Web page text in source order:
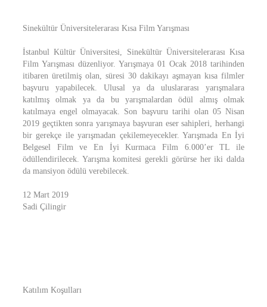
Sinekültür Üniversitelerarası Kısa Film Yarışması
İstanbul Kültür Üniversitesi, Sinekültür Üniversitelerarası Kısa
Film Yarışması düzenliyor. Yarışmaya 01 Ocak 2018 tarihinden
itibaren üretilmiş olan, süresi 30 dakikayı aşmayan kısa filmler
başvuru yapabilecek. Ulusal ya da uluslararası yarışmalara
katılmış olmak ya da bu yarışmalardan ödül almış olmak
katılmaya engel olmayacak. Son başvuru tarihi olan 05 Nisan
2019 geçtikten sonra yarışmaya başvuran eser sahipleri, herhangi
bir gerekçe ile yarışmadan çekilemeyecekler. Yarışmada En İyi
Belgesel Film ve En İyi Kurmaca Film 6.000’er TL ile
ödüllendirilecek. Yarışma komitesi gerekli görürse her iki dalda
da mansiyon ödülü verebilecek.
12 Mart 2019
Sadi Çilingir
Katılım Koşulları